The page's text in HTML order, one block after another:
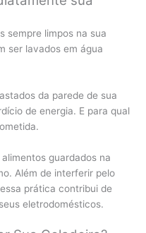
sempre limpos na sua
ser lavados em água
da parede de sua
de energia. E para qual
guardados na
Além de interferir pelo
prática contribui de
eletrodomésticos.